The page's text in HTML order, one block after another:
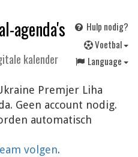
agenda's
kalender
Hulp nodig?
Voetbal
Language
Premjer Liha
Geen account nodig.
automatisch
volgen.